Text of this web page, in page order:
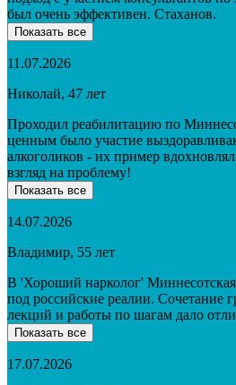
был очень эффективен. Стаханов.
Показать все
11.07.2026
Николай, 47 лет
Проходил реабилитацию по
ценным было участие
алкоголиков - их пример
взгляд на проблему!
Показать все
14.07.2026
Владимир, 55 лет
В 'Хороший нарколог' Миннесотская
под российские реалии. Сочетание
лекций и работы по шагам дало
Показать все
17.07.2026